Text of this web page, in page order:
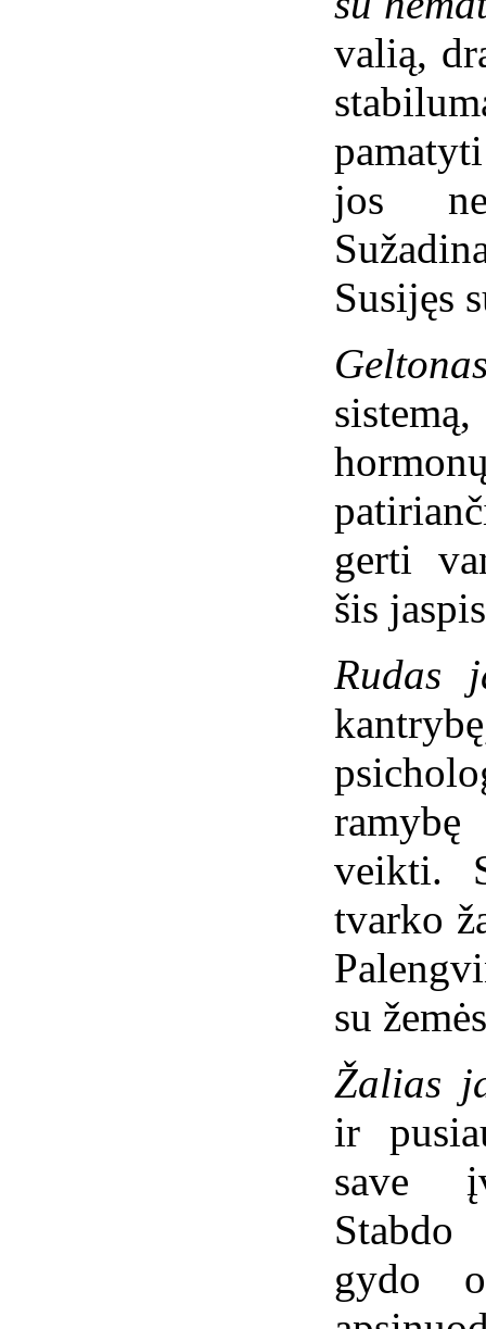
valią,
jos
Susijęs
gerti
šis
Rudas
veikti.
tvarko
su
Žalias
ir
save
gydo